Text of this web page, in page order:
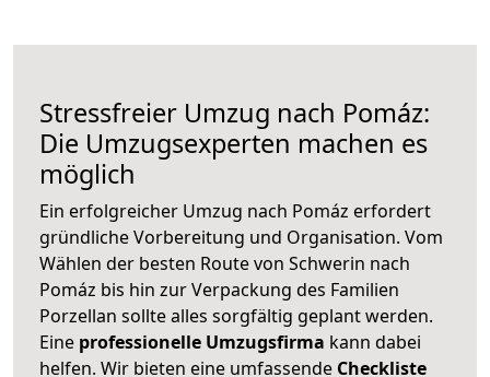
Stressfreier Umzug nach Pomáz:
Die Umzugsexperten machen es
möglich
Ein erfolgreicher Umzug nach Pomáz erfordert
gründliche Vorbereitung und Organisation. Vom
Wählen der besten Route von Schwerin nach
Pomáz bis hin zur Verpackung des Familien
Porzellan sollte alles sorgfältig geplant werden.
Eine professionelle Umzugsfirma kann dabei
helfen. Wir bieten eine umfassende Checkliste